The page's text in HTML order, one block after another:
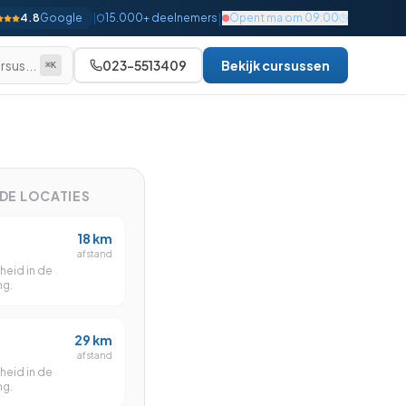
4.8Google 15.000+ deelnemers | Opent ma om 09:00
Gevorderd
Gevorderd
⌘K 023-5513409 Bekijk cursussen
LOCATIES
in de
18 km
afstand
in de
29 km
afstand